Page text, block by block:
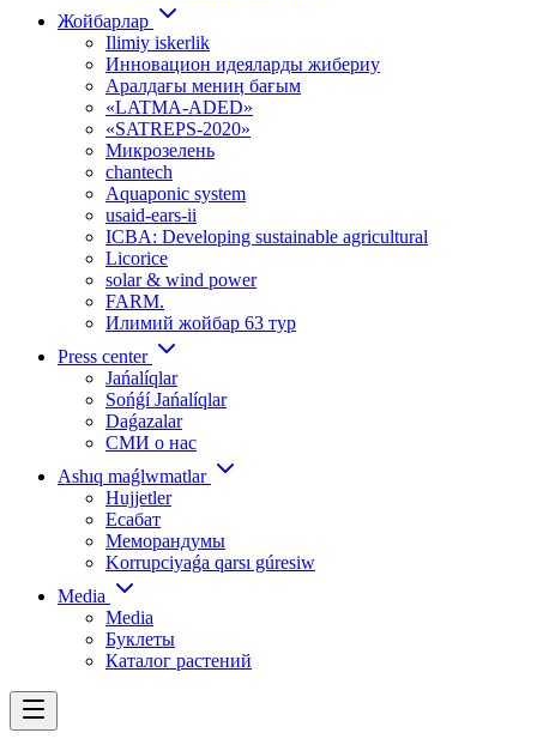
Жойбарлар
Ilimiy iskerlik
Инновацион идеяларды жибериу
Аралдағы мениӊ бағым
«LATMA-ADED»
«SATREPS-2020»
Микрозелень
chantech
Aquaponic system
usaid-ears-ii
ICBA: Developing sustainable agricultural
Licorice
solar & wind power
FARM.
Илимий жойбар 63 тур
Press center
Jańalíqlar
Sońǵí Jańalíqlar
Daǵazalar
СМИ о нас
Ashıq maǵlwmatlar
Hujjetler
Есабат
Меморандумы
Korrupciyaǵa qarsı gúresiw
Media
Media
Буклеты
Каталог растений